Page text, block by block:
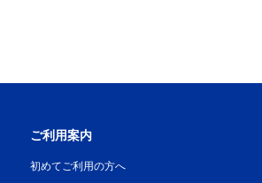
ご利用案内
初めてご利用の方へ